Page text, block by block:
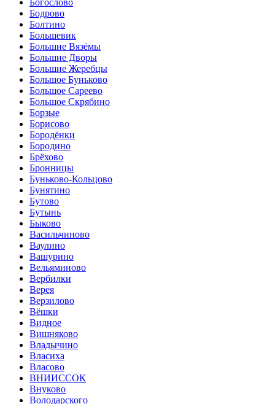
Богослово
Бодрово
Болтино
Большевик
Большие Вязёмы
Большие Дворы
Большие Жеребцы
Большое Буньково
Большое Сареево
Большое Скрябино
Борзые
Борисово
Бородёнки
Бородино
Брёхово
Бронницы
Буньково-Кольцово
Бунятино
Бутово
Бутынь
Быково
Васильчиново
Ваулино
Вашурино
Вельяминово
Вербилки
Верея
Верзилово
Вёшки
Видное
Вишняково
Владычино
Власиха
Власово
ВНИИССОК
Внуково
Володарского